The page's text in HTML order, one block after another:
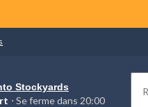
Stockyards
⋅ Se ferme dans 20:00